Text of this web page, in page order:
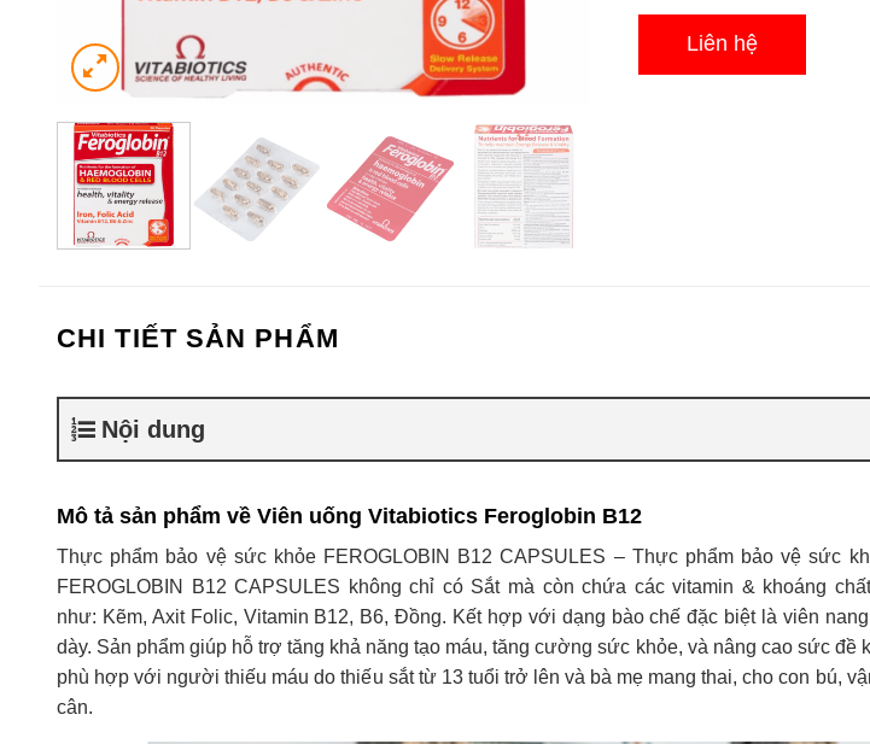
Liên hệ
CHI TIẾT SẢN PHẨM
Nội dung
Mô tả sản phẩm về Viên uống Vitabiotics Feroglobin B12
Thực phẩm bảo vệ sức khỏe FEROGLOBIN B12 CAPSULES – Thực phẩm bảo vệ sức
FEROGLOBIN B12 CAPSULES không chỉ có Sắt mà còn chứa các vitamin & khoáng
như: Kẽm, Axit Folic, Vitamin B12, B6, Đồng. Kết hợp với dạng bào chế đặc biệt là viên
dày. Sản phẩm giúp hỗ trợ tăng khả năng tạo máu, tăng cường sức khỏe, và nâng cao sức
phù hợp với người thiếu máu do thiếu sắt từ 13 tuổi trở lên và bà mẹ mang thai, cho con bú,
cân.